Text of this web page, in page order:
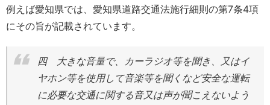
例えば愛知県では、愛知県道路交通法施行細則の第7条4項
にその旨が記載されています。
四 大きな音量で、カーラジオ等を聞き、又はイ
ヤホン等を使用して音楽等を聞くなど安全な運転
に必要な交通に関する音又は声が聞こえないよう